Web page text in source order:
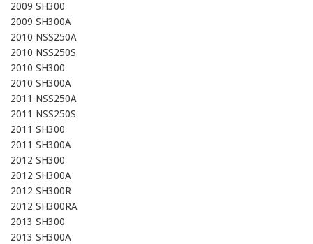
2009 SH300
2009 SH300A
2010 NSS250A
2010 NSS250S
2010 SH300
2010 SH300A
2011 NSS250A
2011 NSS250S
2011 SH300
2011 SH300A
2012 SH300
2012 SH300A
2012 SH300R
2012 SH300RA
2013 SH300
2013 SH300A